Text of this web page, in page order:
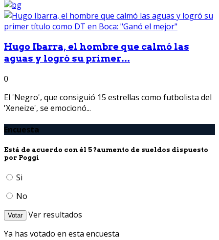
Hugo Ibarra, el hombre que calmó las
aguas y logró su primer...
0
El 'Negro', que consiguió 15 estrellas como futbolista del
'Xeneize', se emocionó...
Encuesta
Está de acuerdo con él 5 ?aumento de sueldos dispuesto
por Poggi
Si
No
Votar
Ver resultados
Ya has votado en esta encuesta